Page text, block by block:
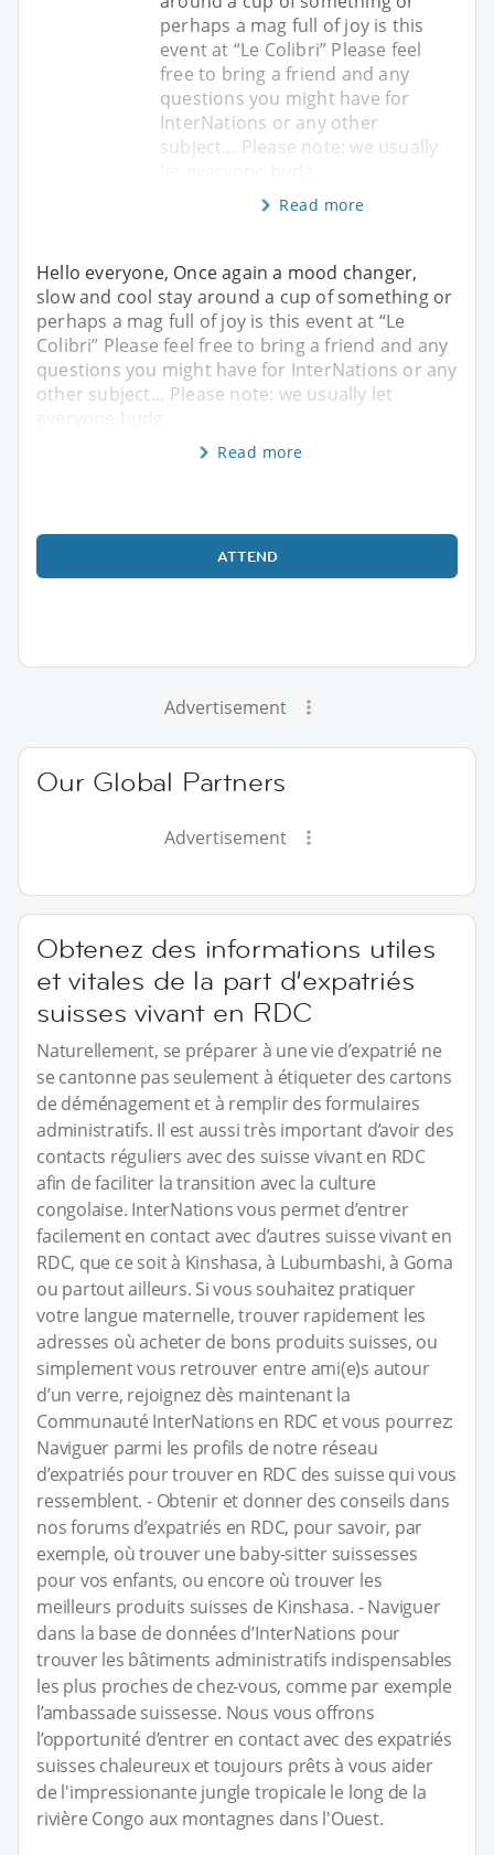
perhaps a mag full of joy is this
event at “Le Colibri” Please feel
free to bring a friend and any
questions you might have for
InterNations or any other
subject… Please note: we usually
Read more
Hello everyone, Once again a mood changer,
slow and cool stay around a cup of something or
perhaps a mag full of joy is this event at “Le
Colibri” Please feel free to bring a friend and any
questions you might have for InterNations or any
other subject… Please note: we usually let
Read more
ATTEND
Advertisement
Our Global Partners
Advertisement
Obtenez des informations utiles
et vitales de la part d’expatriés
suisses vivant en RDC
Naturellement, se préparer à une vie d’expatrié ne
se cantonne pas seulement à étiqueter des cartons
de déménagement et à remplir des formulaires
administratifs. Il est aussi très important d’avoir des
contacts réguliers avec des suisse vivant en RDC
afin de faciliter la transition avec la culture
congolaise. InterNations vous permet d’entrer
facilement en contact avec d’autres suisse vivant en
RDC, que ce soit à Kinshasa, à Lubumbashi, à Goma
ou partout ailleurs. Si vous souhaitez pratiquer
votre langue maternelle, trouver rapidement les
adresses où acheter de bons produits suisses, ou
simplement vous retrouver entre ami(e)s autour
d’un verre, rejoignez dès maintenant la
Communauté InterNations en RDC et vous pourrez:
Naviguer parmi les profils de notre réseau
d’expatriés pour trouver en RDC des suisse qui vous
ressemblent. - Obtenir et donner des conseils dans
nos forums d’expatriés en RDC, pour savoir, par
exemple, où trouver une baby-sitter suissesses
pour vos enfants, ou encore où trouver les
meilleurs produits suisses de Kinshasa. - Naviguer
dans la base de données d’InterNations pour
trouver les bâtiments administratifs indispensables
les plus proches de chez-vous, comme par exemple
l’ambassade suissesse. Nous vous offrons
l’opportunité d’entrer en contact avec des expatriés
suisses chaleureux et toujours prêts à vous aider
de l'impressionante jungle tropicale le long de la
rivière Congo aux montagnes dans l'Ouest.